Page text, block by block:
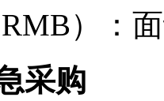
）：
采购